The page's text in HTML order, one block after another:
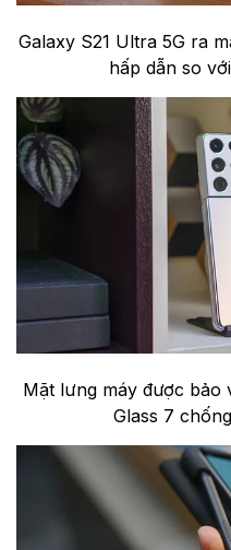
Galaxy S21 Ultra 5G ra
hấp dẫn so
Mặt lưng máy được bảo
Glass 7